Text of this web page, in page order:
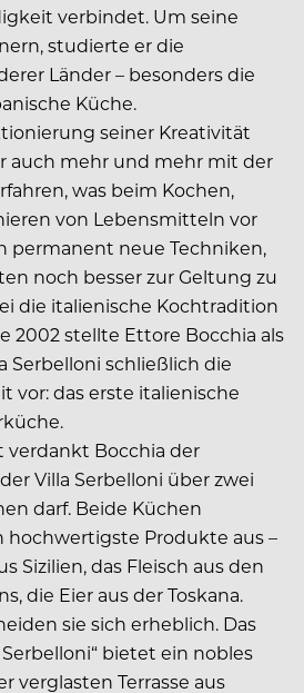
verbindet. Um seine
studierte er die
Länder – besonders die
Küche.
seiner Kreativität
auch mehr und mehr mit der
was beim Kochen,
von Lebensmitteln vor
permanent neue Techniken,
noch besser zur Geltung zu
die italienische Kochtradition
2002 stellte Ettore Bocchia als
Serbelloni schließlich die
vor: das erste italienische
verdankt Bocchia der
Villa Serbelloni über zwei
darf. Beide Küchen
hochwertigste Produkte aus –
Sizilien, das Fleisch aus den
die Eier aus der Toskana.
sie sich erheblich. Das
Serbelloni“ bietet ein nobles
verglasten Terrasse aus